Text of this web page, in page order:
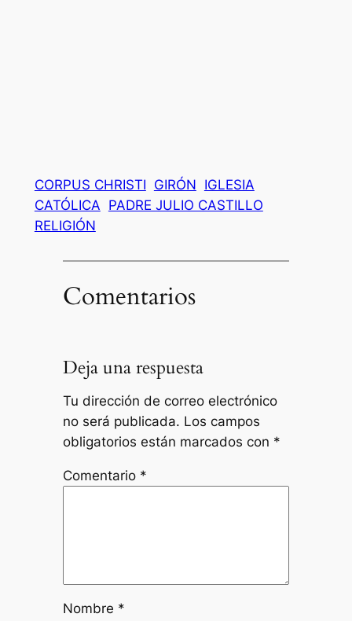
CORPUS CHRISTI GIRÓN IGLESIA
CATÓLICA PADRE JULIO CASTILLO
RELIGIÓN
Comentarios
Deja una respuesta
Tu dirección de correo electrónico
no será publicada. Los campos
obligatorios están marcados con *
Comentario *
Nombre *